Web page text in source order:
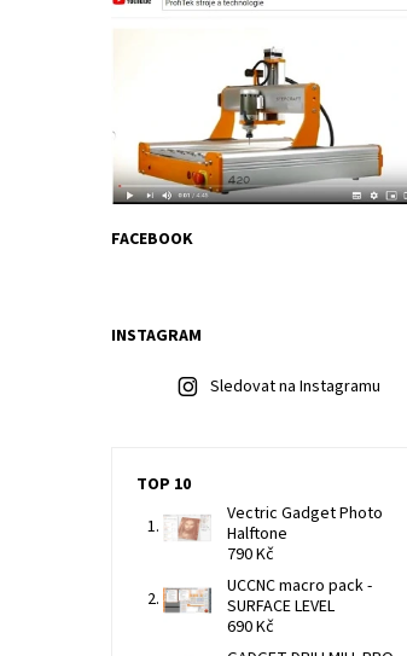
FACEBOOK
INSTAGRAM
Sledovat na Instagramu
TOP 10
Vectric Gadget Photo
Halftone
790 Kč
UCCNC macro pack -
SURFACE LEVEL
690 Kč